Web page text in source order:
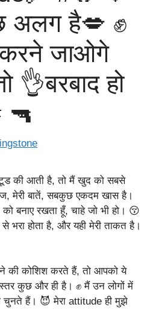
अलग है💋 ✊
जाओगे
👌बरबाद हो
की आती है, तो मैं खुद को सबसे
मेरी बातें, सबकुछ एकदम खास है।
बनाए रखता हूँ, चाहे जो भी हो। 😚
भरा होता है, और यही मेरी ताकत है।
की कोशिश करते हैं, तो आपको ये
कुछ और ही है। ✊ मैं उन लोगों में
चुनते हैं। 😈 मेरा attitude ही मुझे